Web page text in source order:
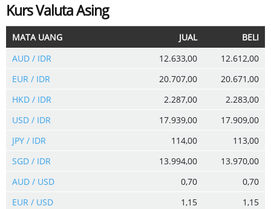
Kurs Valuta Asing
MATA UANG JUAL
BELI
AUD / IDR
12.633,00
12.612,00
EUR / IDR
20.707,00
20.671,00
HKD / IDR
2.287,00
2.283,00
USD / IDR
17.939,00
17.909,00
JPY / IDR
114,00
113,00
SGD / IDR
13.994,00
13.970,00
AUD / USD
0,70
0,70
EUR / USD
1,15
1,15